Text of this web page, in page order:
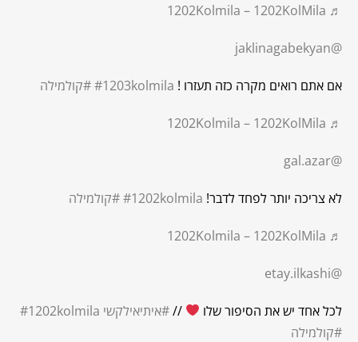
♬ 1202Kolmila – 1202KolMila
@jaklinagabekyan
אם אתם רואים מקרה כזה תעזרו ! #1203kolmila#קולמילה
♬ 1202Kolmila – 1202KolMila
@gal.azar
לא צריכה יותר לפחד לדבר! #1202kolmila#קולמילה
♬ 1202Kolmila – 1202KolMila
@etay.ilkashi
לכל אחד יש את הסיפור שלו //#איתיאילקשי #1202kolmila
#קולמילה